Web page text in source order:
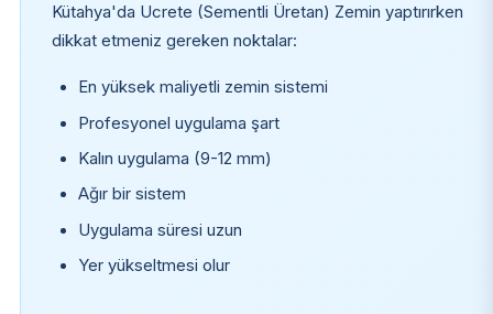
Kütahya'da Ucrete (Sementli Üretan) Zemin yaptırırken
dikkat etmeniz gereken noktalar:
En yüksek maliyetli zemin sistemi
Profesyonel uygulama şart
Kalın uygulama (9-12 mm)
Ağır bir sistem
Uygulama süresi uzun
Yer yükseltmesi olur